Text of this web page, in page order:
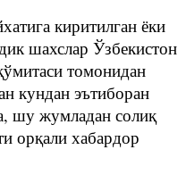
киритилган ёки
шахслар Ўзбекистон
томонидан
кундан эътиборан
шу жумладан солиқ
орқали хабардор